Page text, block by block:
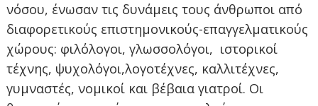
νόσου, ένωσαν τις δυνάμεις τους άνθρωποι από
διαφορετικούς επιστημονικούς-επαγγελματικούς
χώρους: φιλόλογοι, γλωσσολόγοι, ιστορικοί
τέχνης, ψυχολόγοι,λογοτέχνες, καλλιτέχνες,
γυμναστές, νομικοί και βέβαια γιατροί. Οι